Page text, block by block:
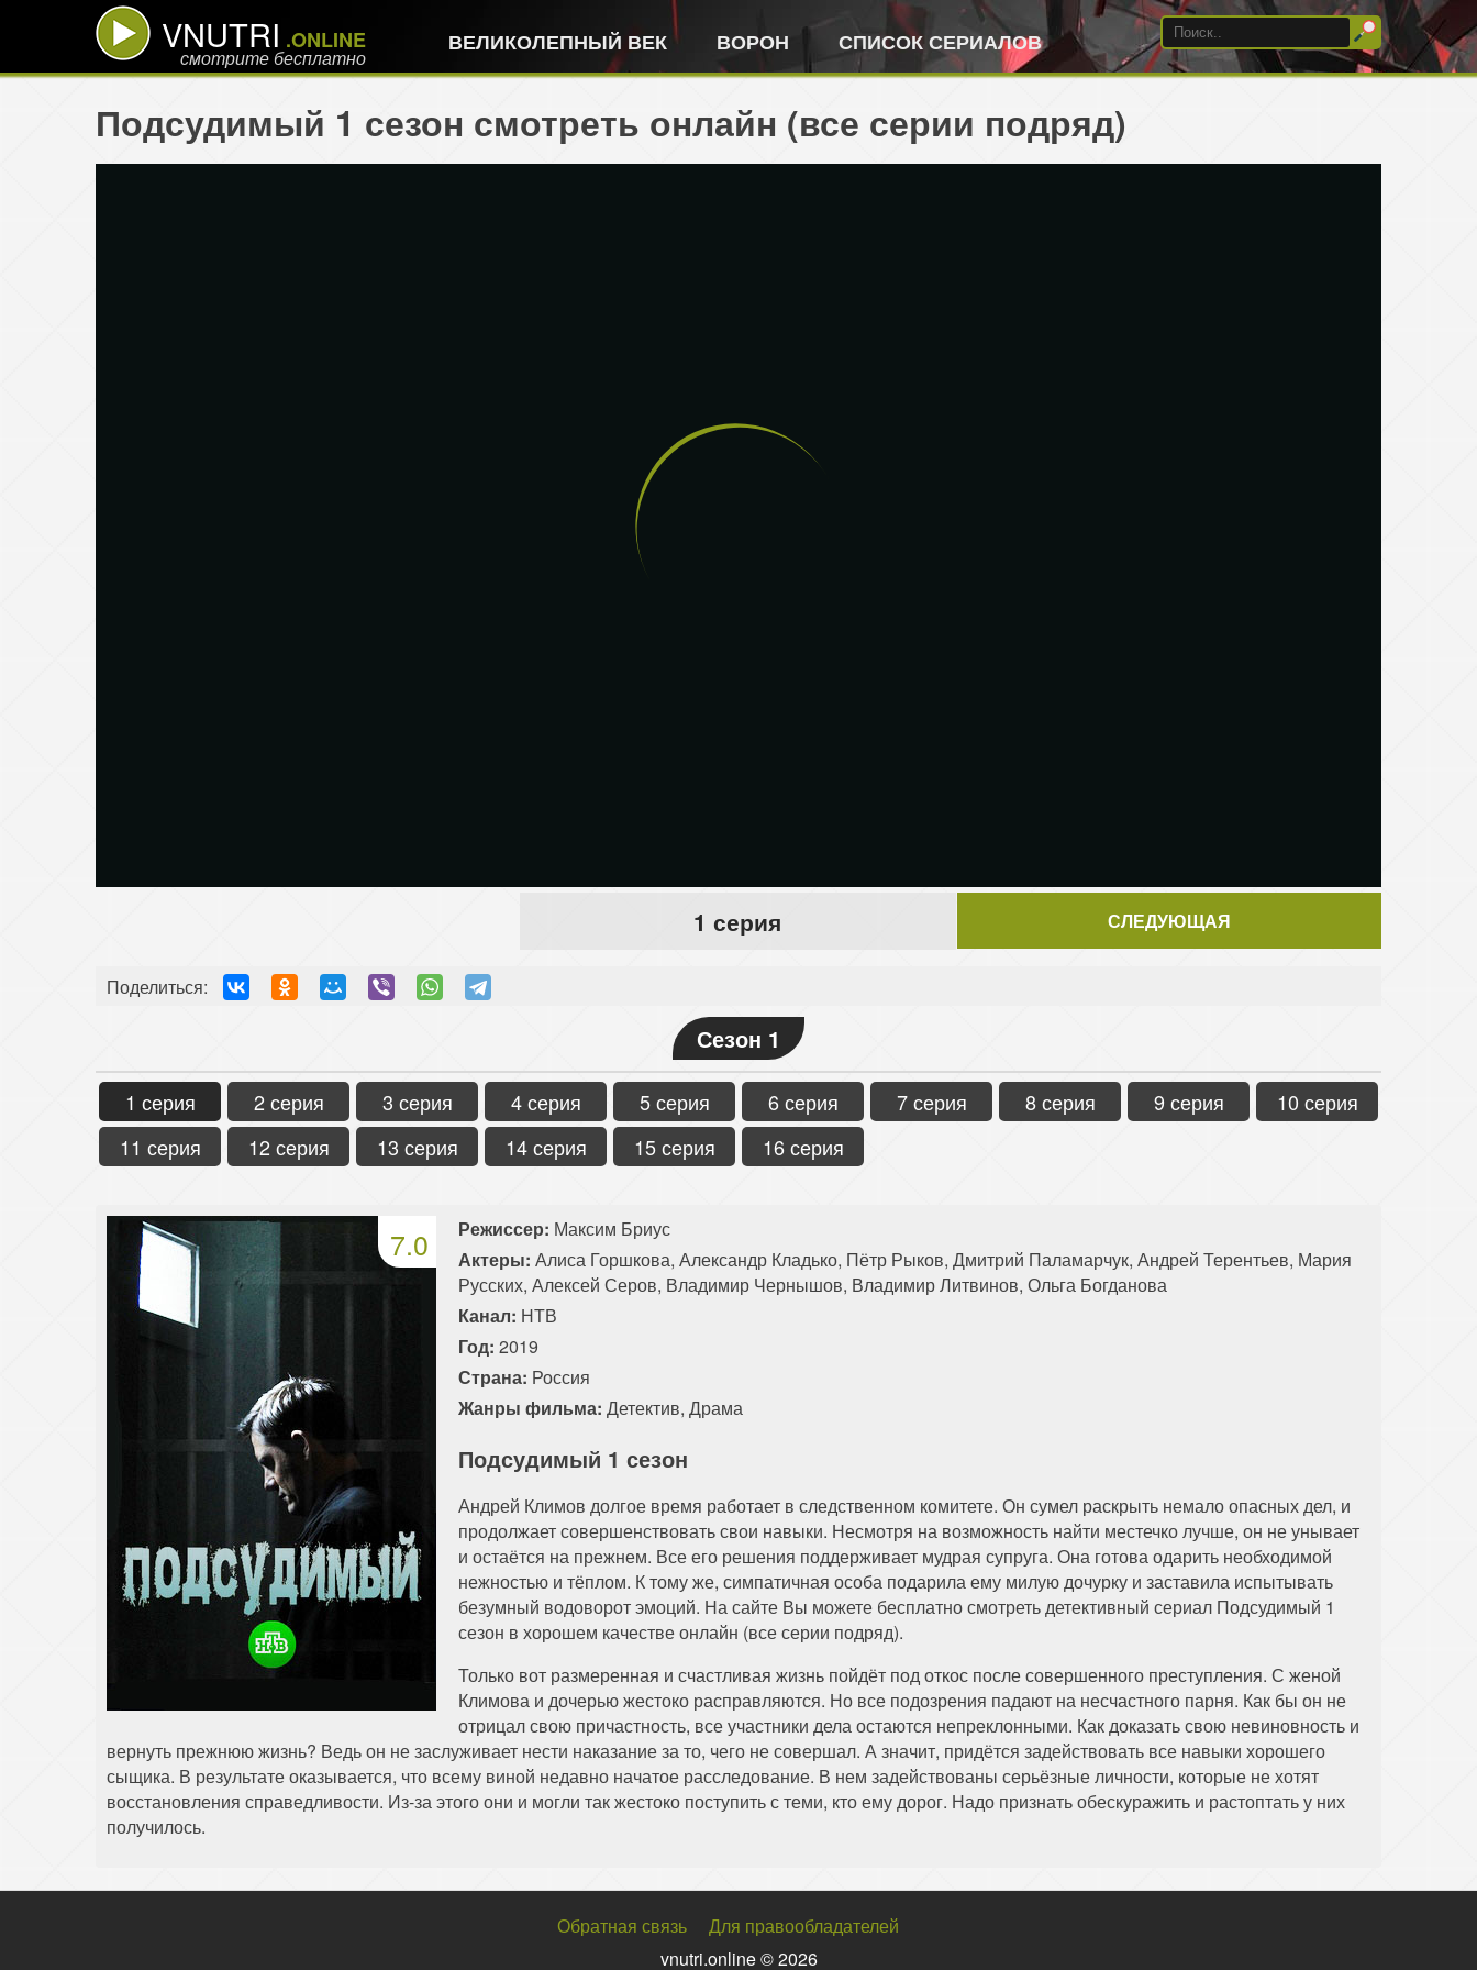
VNUTRI .ONLINE
смотрите бесплатно
ВЕЛИКОЛЕПНЫЙ ВЕК ВОРОН СПИСОК СЕРИАЛОВ
Подсудимый 1 сезон смотреть онлайн (все серии подряд)
1 серия СЛЕДУЮЩАЯ
Поделиться:
Сезон 1
1 серия 2 серия 3 серия 4 серия 5 серия 6 серия 7 серия 8 серия 9 серия
10 серия
11 серия
12 серия 13 серия 14 серия 15 серия 16 серия
7.0 Режиссер: Максим Бриус
Актеры: Алиса Горшкова, Александр Кладько, Пётр Рыков, Дмитрий Паламарчук, Андрей Терентьев, Мария
Русских, Алексей Серов, Владимир Чернышов, Владимир Литвинов, Ольга Богданова
Канал: НТВ
Год: 2019
Страна: Россия
Жанры фильма: Детектив, Драма
Подсудимый 1 сезон
Андрей Климов долгое время работает в следственном комитете. Он сумел раскрыть немало опасных дел, и
продолжает совершенствовать свои навыки. Несмотря на возможность найти местечко лучше, он не унывает
и остаётся на прежнем. Все его решения поддерживает мудрая супруга. Она готова одарить необходимой
нежностью и тёплом. К тому же, симпатичная особа подарила ему милую дочурку и заставила испытывать
безумный водоворот эмоций. На сайте Вы можете бесплатно смотреть детективный сериал Подсудимый 1
сезон в хорошем качестве онлайн (все серии подряд).
Только вот размеренная и счастливая жизнь пойдёт под откос после совершенного преступления. С женой
Климова и дочерью жестоко расправляются. Но все подозрения падают на несчастного парня. Как бы он не
отрицал свою причастность, все участники дела остаются непреклонными. Как доказать свою невиновность и
вернуть прежнюю жизнь? Ведь он не заслуживает нести наказание за то, чего не совершал. А значит, придётся задействовать все навыки хорошего
сыщика. В результате оказывается, что всему виной недавно начатое расследование. В нем задействованы серьёзные личности, которые не хотят
восстановления справедливости. Из-за этого они и могли так жестоко поступить с теми, кто ему дорог. Надо признать обескуражить и растоптать у них
получилось.
Обратная связь
Для правообладателей
vnutri.online © 2026